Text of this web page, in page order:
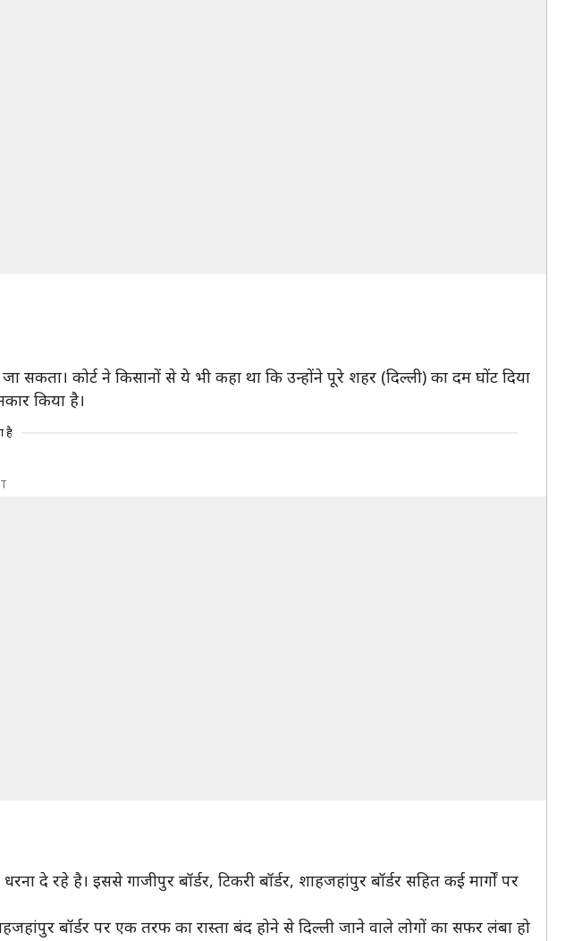
सकता। कोर्ट ने किसानों से ये भी कहा था कि उन्होंने पूरे शहर (दिल्ली) का दम घोंट दिया
किया है।
है
दे रहे है। इससे गाजीपुर बॉर्डर, टिकरी बॉर्डर, शाहजहांपुर बॉर्डर सहित कई मार्गों पर
बॉर्डर पर एक तरफ का रास्ता बंद होने से दिल्ली जाने वाले लोगों का सफर लंबा हो